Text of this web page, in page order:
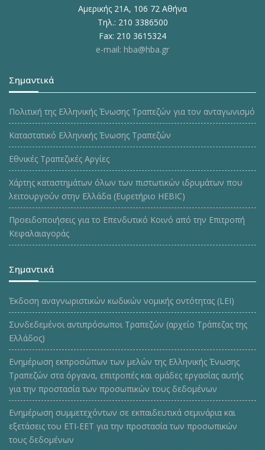
Αμερικής 21Α, 106 72 Αθήνα
Τηλ.: 210 3386500
Fax: 210 3615324
e-mail: hba@hba.gr
Σημαντικά
Πολιτική της Ελληνικής Ένωσης Τραπεζών για τον ανταγωνισμό
Καταστατικό Ελληνικής Ένωσης Τραπεζών
Εθνικές Τραπεζικές Αργίες
Χάρτης καταστημάτων όλων των πιστωτικών ιδρυμάτων που
λειτουργούν στην Ελλάδα (Ευρετήριο HEBIC)
Προειδοποιήσεις για το Επενδυτικό Κοινό από την Επιτροπή
Κεφαλαιαγοράς
Σημαντικά
Έκδοση αναγνωριστικών κωδικών νομικής οντότητας (LEI)
Συνδεδεμένοι αντιπρόσωποι Τραπεζών (αρχείο Τράπεζας της
Ελλάδος)
Ενημέρωση εκπροσώπων των μελών της Ελληνικής Ένωσης
Τραπεζών στα όργανα, επιτροπές και ομάδες εργασίας αυτής
για την προστασία των προσωπικών τους δεδομένων
Ενημέρωση συμμετεχόντων σε εκπαιδευτικά σεμινάρια και
εξετάσεις του ΕΤΙ-ΕΕΤ για την προστασία των προσωπικών
τους δεδομένων